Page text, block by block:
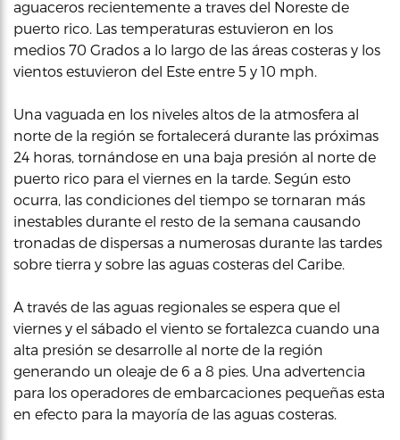
aguaceros recientemente a traves del Noreste de
puerto rico. Las temperaturas estuvieron en los
medios 70 Grados a lo largo de las áreas costeras y los
vientos estuvieron del Este entre 5 y 10 mph.
Una vaguada en los niveles altos de la atmosfera al
norte de la región se fortalecerá durante las próximas
24 horas, tornándose en una baja presión al norte de
puerto rico para el viernes en la tarde. Según esto
ocurra, las condiciones del tiempo se tornaran más
inestables durante el resto de la semana causando
tronadas de dispersas a numerosas durante las tardes
sobre tierra y sobre las aguas costeras del Caribe.
A través de las aguas regionales se espera que el
viernes y el sábado el viento se fortalezca cuando una
alta presión se desarrolle al norte de la región
generando un oleaje de 6 a 8 pies. Una advertencia
para los operadores de embarcaciones pequeñas esta
en efecto para la mayoría de las aguas costeras.